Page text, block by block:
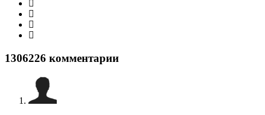
1306226 комментарии